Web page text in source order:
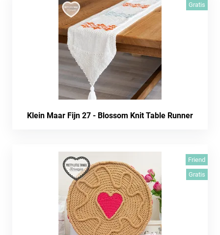
Gratis
Klein Maar Fijn 27 - Blossom Knit Table Runner
Friend
Gratis